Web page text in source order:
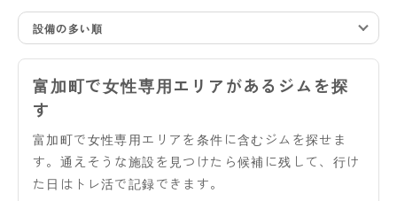
設備の多い順
富加町で女性専用エリアがあるジムを探
す
富加町で女性専用エリアを条件に含むジムを探せま
す。通えそうな施設を見つけたら候補に残して、行け
た日はトレ活で記録できます。